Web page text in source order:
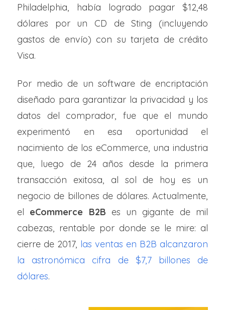
Philadelphia, había logrado pagar $12,48
dólares por un CD de Sting (incluyendo
gastos de envío) con su tarjeta de crédito
Visa.
Por medio de un software de encriptación
diseñado para garantizar la privacidad y los
datos del comprador, fue que el mundo
experimentó en esa oportunidad el
nacimiento de los eCommerce, una industria
que, luego de 24 años desde la primera
transacción exitosa, al sol de hoy es un
negocio de billones de dólares. Actualmente,
el eCommerce B2B es un gigante de mil
cabezas, rentable por donde se le mire: al
cierre de 2017, las ventas en B2B alcanzaron
la astronómica cifra de $7,7 billones de
dólares.